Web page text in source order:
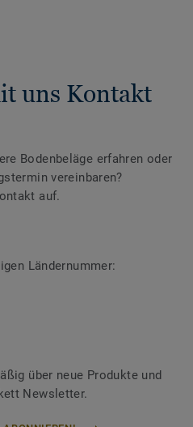
uns Kontakt
Bodenbeläge erfahren oder
vereinbaren?
auf.
Ländernummer:
über neue Produkte und
Newsletter.